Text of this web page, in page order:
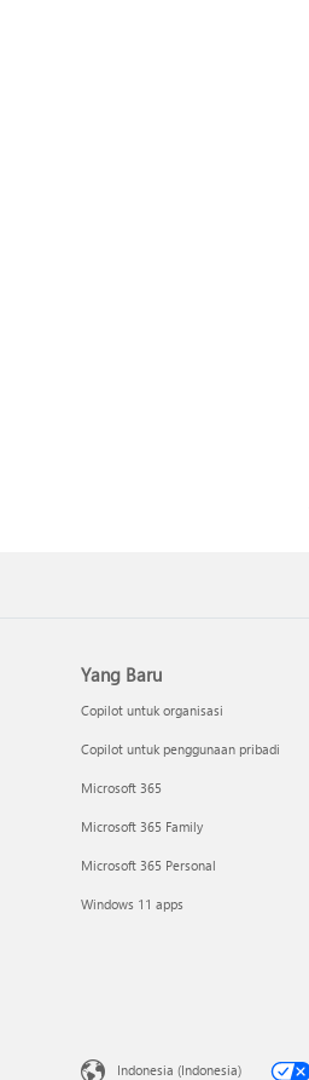
Yang Baru
Copilot untuk organisasi
Copilot untuk penggunaan pribadi
Microsoft 365
Microsoft 365 Family
Microsoft 365 Personal
Windows 11 apps
Indonesia (Indonesia)